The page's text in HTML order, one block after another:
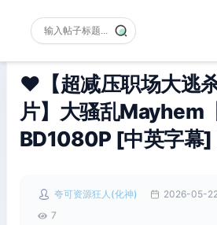
❤️【超减压职场大逃
片】大骚乱Mayhem
BD1080P [中英字幕
夸可资源狂人(化神) 2026-05-
7